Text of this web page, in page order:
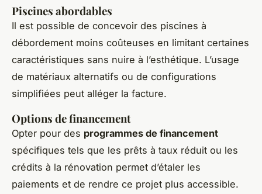
Piscines abordables
Il est possible de concevoir des piscines à
débordement moins coûteuses en limitant certaines
caractéristiques sans nuire à l’esthétique. L’usage
de matériaux alternatifs ou de configurations
simplifiées peut alléger la facture.
Options de financement
Opter pour des programmes de financement
spécifiques tels que les prêts à taux réduit ou les
crédits à la rénovation permet d’étaler les
paiements et de rendre ce projet plus accessible.